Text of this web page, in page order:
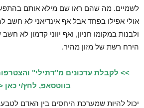
לשמיים. מה שהם ראו שם מילא אותם
אולי אפילו בפחד אבל אף אינדיאני לא חשב
ולבנות במקומו חניון, ואף יווני קדמון לא
הירח רשת של מזון מהיר.
>> לקבלת עדכונים מ"דתילי"
בווטסאפ, לחץ/י כאן
יכול להיות שמערכת היחסים בין האדם